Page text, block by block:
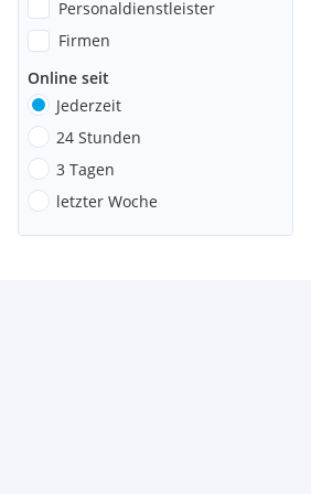
Personaldienstleister
Firmen
Online seit
Jederzeit
24 Stunden
3 Tagen
letzter Woche